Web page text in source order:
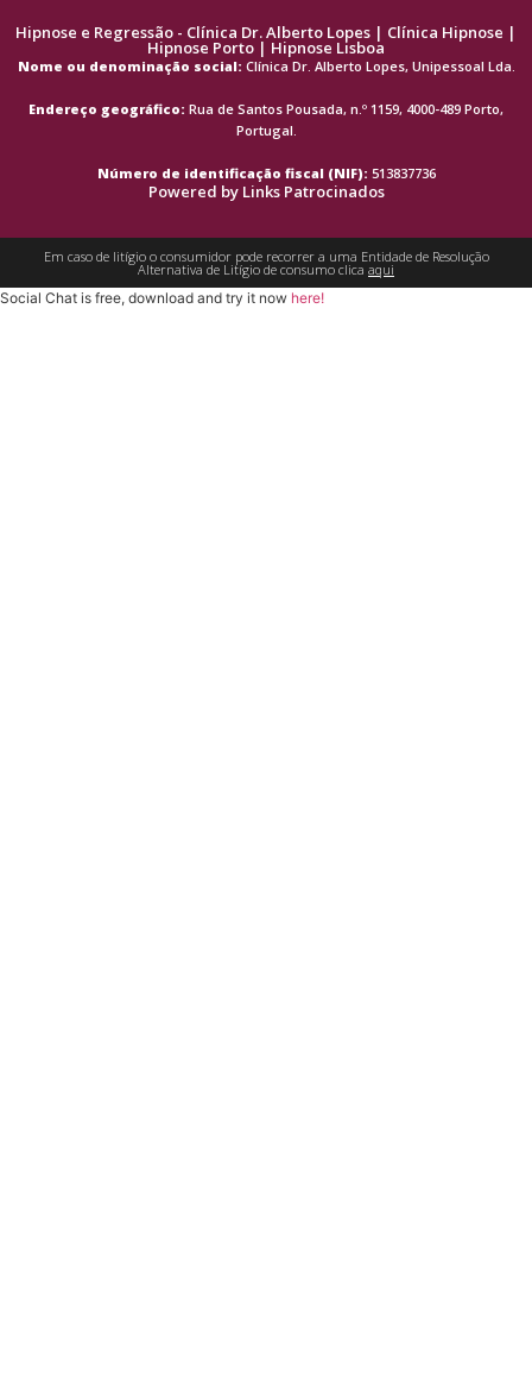
Hipnose e Regressão - Clínica Dr. Alberto Lopes | Clínica Hipnose |
Hipnose Porto | Hipnose Lisboa
Nome ou denominação social: Clínica Dr. Alberto Lopes, Unipessoal Lda.
Endereço geográfico: Rua de Santos Pousada, n.º 1159, 4000-489 Porto,
Portugal.
Número de identificação fiscal (NIF): 513837736
Powered by Links Patrocinados
Em caso de litígio o consumidor pode recorrer a uma Entidade de Resolução
Alternativa de Litígio de consumo clica aqui
Social Chat is free, download and try it now here!